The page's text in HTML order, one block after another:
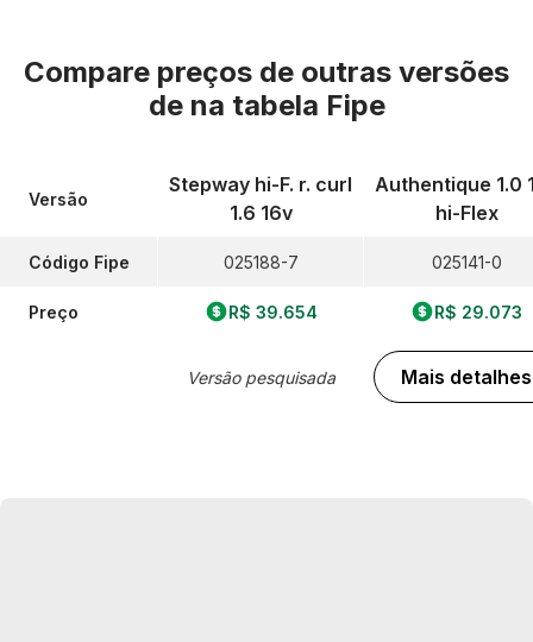
Compare preços de outras versões
de na tabela Fipe
Versão
Código Fipe
Preço
Stepway hi-F. r. curl
1.6 16v
025188-7
R$ 39.654
Versão pesquisada
Authentique 1.0
hi-Flex
025141-0
R$ 29.073
Mais detalhes